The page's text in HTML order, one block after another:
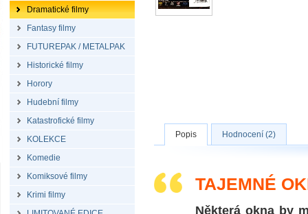
Dramatické filmy
Fantasy filmy
FUTUREPAK / METALPAK
Historické filmy
Horory
Hudební filmy
Katastrofické filmy
KOLEKCE
Komedie
Komiksové filmy
Krimi filmy
Popis Hodnocení (2)
TAJEMNÉ
Některá okna by